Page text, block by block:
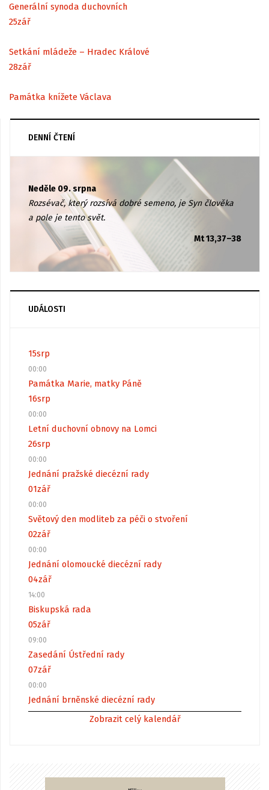
Generální synoda duchovních
25zář
Setkání mládeže – Hradec Králové
28zář
Památka knížete Václava
DENNÍ ČTENÍ
Neděle 09. srpna
Rozsévač, který rozsívá dobré semeno, je Syn člověka
a pole je tento svět.
Mt 13,37–38
UDÁLOSTI
15srp
00:00
Památka Marie, matky Páně
16srp
00:00
Letní duchovní obnovy na Lomci
26srp
00:00
Jednání pražské diecézní rady
01zář
00:00
Světový den modliteb za péči o stvoření
02zář
00:00
Jednání olomoucké diecézní rady
04zář
14:00
Biskupská rada
05zář
09:00
Zasedání Ústřední rady
07zář
00:00
Jednání brněnské diecézní rady
Zobrazit celý kalendář